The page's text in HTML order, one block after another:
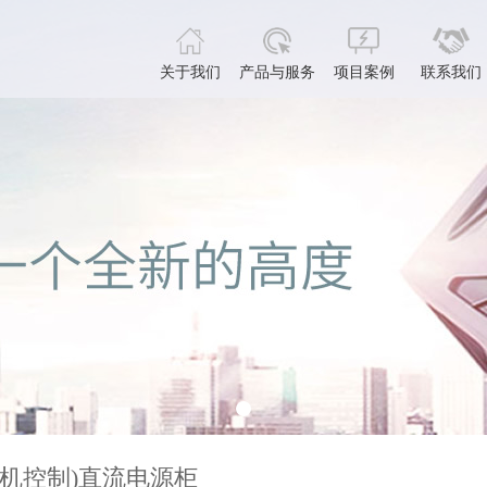
关于我们 产品与服务 项目案例 联系我们
控制)直流电源柜